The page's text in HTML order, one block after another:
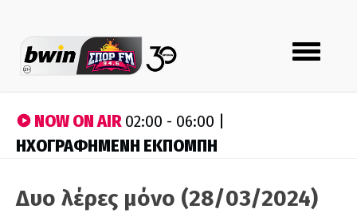
Toggle
navigation
NOW ON AIR02:00 - 06:00 |
ΗΧΟΓΡΑΦΗΜΕΝΗ ΕΚΠΟΜΠΗ
Δυο λέρες μόνο (28/03/2024)